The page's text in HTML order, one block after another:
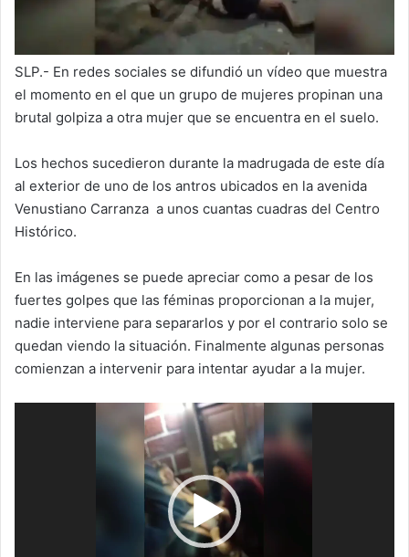
SLP.- En redes sociales se difundió un vídeo que muestra
el momento en el que un grupo de mujeres propinan una
brutal golpiza a otra mujer que se encuentra en el suelo.
Los hechos sucedieron durante la madrugada de este día
al exterior de uno de los antros ubicados en la avenida
Venustiano Carranza a unos cuantas cuadras del Centro
Histórico.
En las imágenes se puede apreciar como a pesar de los
fuertes golpes que las féminas proporcionan a la mujer,
nadie interviene para separarlos y por el contrario solo se
quedan viendo la situación. Finalmente algunas personas
comienzan a intervenir para intentar ayudar a la mujer.